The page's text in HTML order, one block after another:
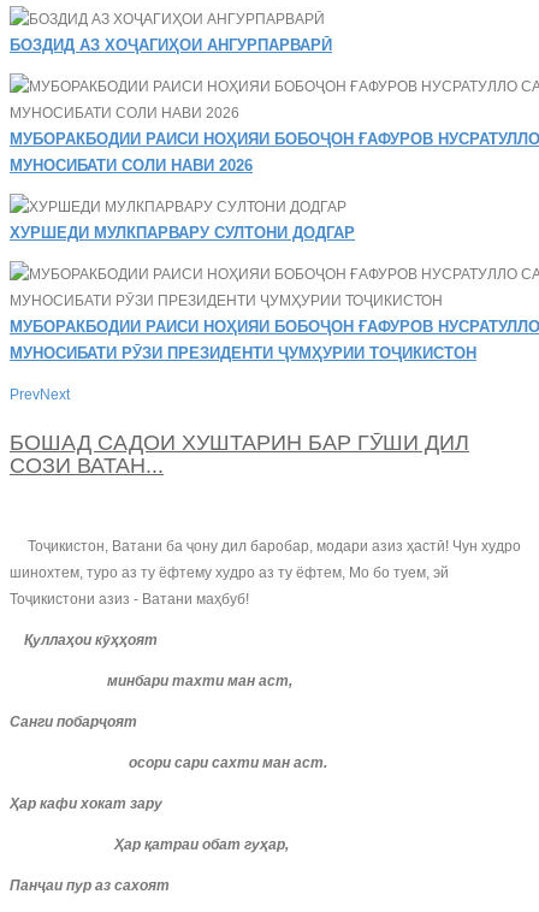
БОЗДИД АЗ ХОҶАГИҲОИ АНГУРПАРВАРӢ
МУБОРАКБОДИИ РАИСИ НОҲИЯИ БОБОҶОН ҒАФУРОВ
МУНОСИБАТИ СОЛИ НАВИ 2026
ХУРШЕДИ МУЛКПАРВАРУ СУЛТОНИ ДОДГАР
МУБОРАКБОДИИ РАИСИ НОҲИЯИ БОБОҶОН ҒАФУРОВ
МУНОСИБАТИ РӮЗИ ПРЕЗИДЕНТИ ҶУМҲУРИИ ТОҶИКИСТОН
PrevNext
БОШАД САДОИ ХУШТАРИН БАР ГӮШИ ДИЛ
СОЗИ ВАТАН...
Тоҷикистон, Ватани ба ҷону дил баробар, модари азиз ҳастӣ! Чун худро
шинохтем, туро аз ту ёфтему худро аз ту ёфтем, Мо бо туем, эй
Тоҷикистони азиз - Ватани маҳбуб!
Қуллаҳои кӯҳҳоят
минбари тахти ман аст,
Санги побарҷоят
осори сари сахти ман аст.
Ҳар кафи хокат зару
Ҳар қатраи обат гуҳар,
Панҷаи пур аз сахоят